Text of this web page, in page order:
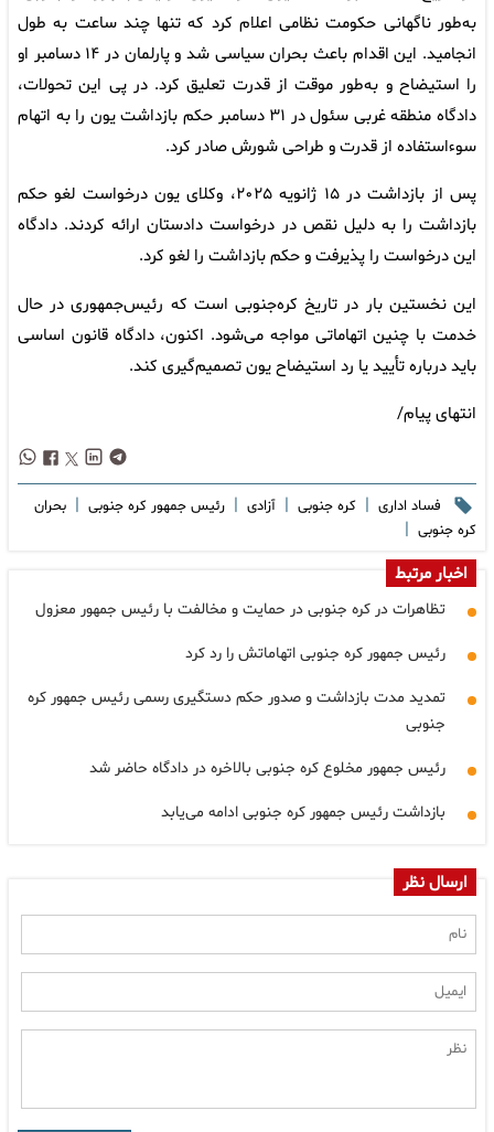
به‌طور ناگهانی حکومت نظامی اعلام کرد که تنها چند ساعت به طول
انجامید. این اقدام باعث بحران سیاسی شد و پارلمان در ۱۴ دسامبر او
را استیضاح و به‌طور موقت از قدرت تعلیق کرد. در پی این تحولات،
دادگاه منطقه غربی سئول در ۳۱ دسامبر حکم بازداشت یون را به اتهام
سوءاستفاده از قدرت و طراحی شورش صادر کرد.
پس از بازداشت در ۱۵ ژانویه ۲۰۲۵، وکلای یون درخواست لغو حکم
بازداشت را به دلیل نقص در درخواست دادستان ارائه کردند. دادگاه
این درخواست را پذیرفت و حکم بازداشت را لغو کرد.
این نخستین بار در تاریخ کره‌جنوبی است که رئیس‌جمهوری در حال
خدمت با چنین اتهاماتی مواجه می‌شود. اکنون، دادگاه قانون اساسی
باید درباره تأیید یا رد استیضاح یون تصمیم‌گیری کند.
انتهای پیام/
فساد اداری | کره جنوبی | آزادی | رئیس جمهور کره جنوبی | بحران
کره جنوبی |
اخبار مرتبط
تظاهرات در کره جنوبی در حمایت و مخالفت با رئیس جمهور معزول
رئیس جمهور کره جنوبی اتهاماتش را رد کرد
تمدید مدت بازداشت و صدور حکم دستگیری رسمی رئیس جمهور کره
جنوبی
رئیس جمهور مخلوع کره جنوبی بالاخره در دادگاه حاضر شد
بازداشت رئیس جمهور کره جنوبی ادامه می‌یابد
ارسال نظر